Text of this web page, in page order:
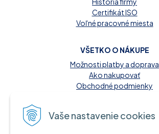
Vaše nastavenie cookies
Certifikát ISO
Voľné pracovné miesta
VŠETKO O NÁKUPE
Možnosti platby a doprava
Ako nakupovať
Obchodné podmienky